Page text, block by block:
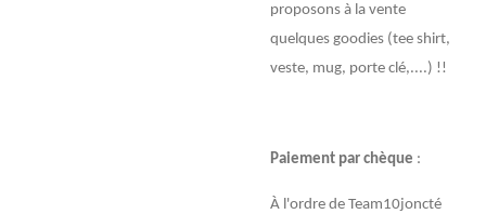
proposons à la vente
quelques goodies (tee shirt,
veste, mug, porte clé,....) !!
Paiement par chèque :
À l'ordre de Team10joncté